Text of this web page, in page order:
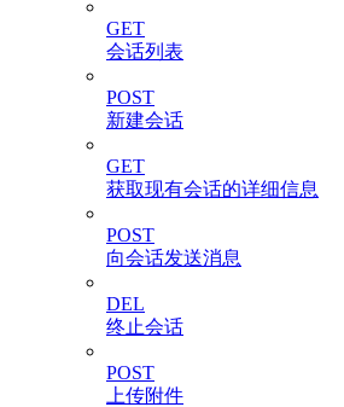
GET
会话列表
POST
新建会话
GET
获取现有会话的详细信息
POST
向会话发送消息
DEL
终止会话
POST
上传附件